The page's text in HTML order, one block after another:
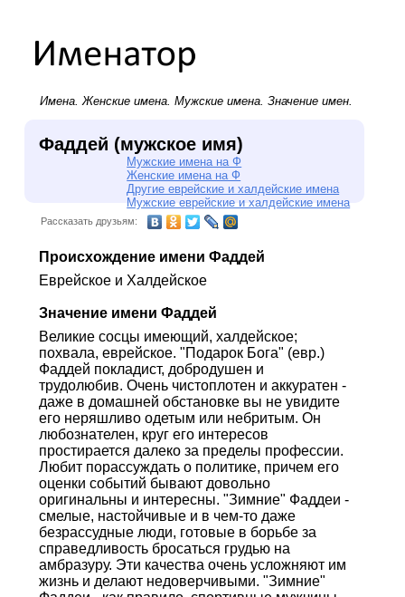
Имена.Женские имена. Мужские имена. Значение имен.
Фаддей (мужское имя)
Мужские имена на Ф
Женские имена на Ф
Другие еврейские и халдейские имена
Мужские еврейские и халдейские имена
Рассказать друзьям:
Происхождение имени Фаддей
Еврейское и Халдейское
Значение имени Фаддей
Великие сосцы имеющий, халдейское;
похвала, еврейское. "Подарок Бога" (евр.)
Фаддей покладист, добродушен и
трудолюбив. Очень чистоплотен и аккуратен -
даже в домашней обстановке вы не увидите
его неряшливо одетым или небритым. Он
любознателен, круг его интересов
простирается далеко за пределы профессии.
Любит порассуждать о политике, причем его
оценки событий бывают довольно
оригинальны и интересны. "Зимние" Фаддеи -
смелые, настойчивые и в чем-то даже
безрассудные люди, готовые в борьбе за
справедливость бросаться грудью на
амбразуру. Эти качества очень усложняют им
жизнь и делают недоверчивыми. "Зимние"